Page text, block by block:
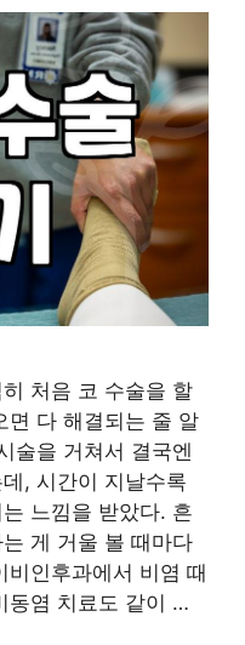
처음 코 수술을 할
면 다 해결되는 줄 알
술을 거쳐서 결국엔
, 시간이 지날수록
느낌을 받았다. 흔
게 거울 볼 때마다
비인후과에서 비염 때
동염 치료도 같이 …